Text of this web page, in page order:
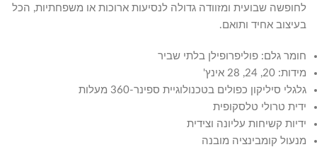
לחופשה שבועית ומזוודה גדולה לנסיעות ארוכות או משפחתיות, הכל
בעיצוב אחיד ותואם.
חומר גלם: פוליפרופילן בלתי שביר
מידות: 20, 24, 28 אינץ'
גלגלי סיליקון כפולים בטכנולוגיית ספינר-360 מעלות
ידית טרולי טלסקופית
ידיות קשיחות עליונה וצידית
מנעול קומבינציה מובנה